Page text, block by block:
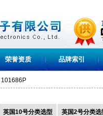
荣誉资质 品牌索引
101686P
英国10号分类选型 英国2号分类选